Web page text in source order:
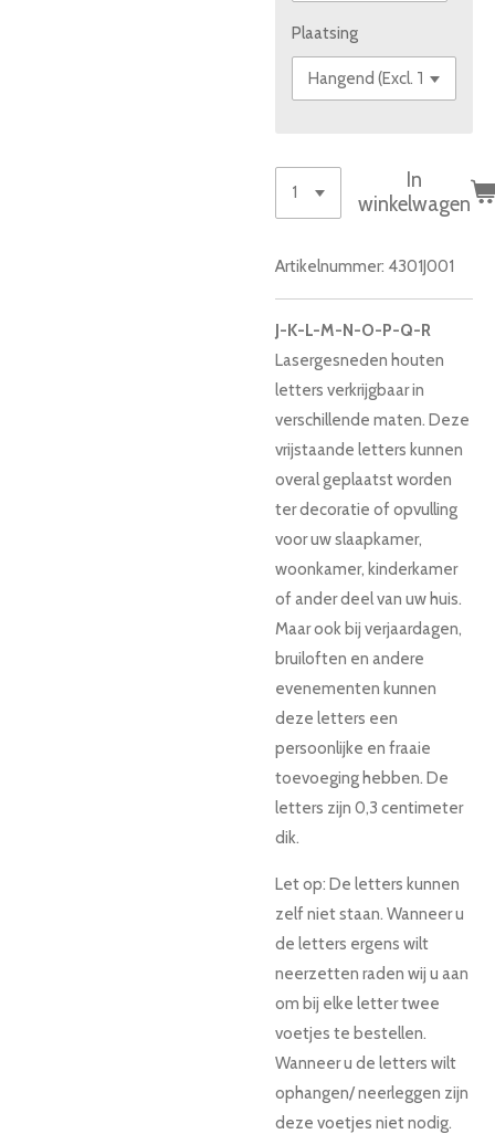
Plaatsing
In
winkelwagen
Artikelnummer: 4301J001
J-K-L-M-N-O-P-Q-R
Lasergesneden houten
letters verkrijgbaar in
verschillende maten. Deze
vrijstaande letters kunnen
overal geplaatst worden
ter decoratie of opvulling
voor uw slaapkamer,
woonkamer, kinderkamer
of ander deel van uw huis.
Maar ook bij verjaardagen,
bruiloften en andere
evenementen kunnen
deze letters een
persoonlijke en fraaie
toevoeging hebben. De
letters zijn 0,3 centimeter
dik.
Let op: De letters kunnen
zelfnietstaan. Wanneer u
de letters ergens wilt
neerzetten raden wij u aan
om bij elke letter twee
voetjes te bestellen.
Wanneer u de letters wilt
ophangen/ neerleggen zijn
deze voetjes niet nodig.